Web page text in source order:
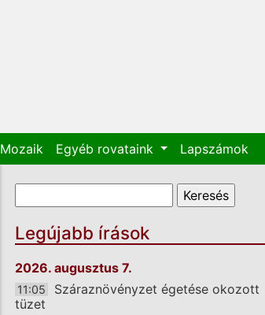
Mozaik Egyéb rovataink Lapszámok
Keresés űrlap
Legújabb írások
2026. augusztus 7.
11:05
Száraznövényzet égetése okozott
tüzet